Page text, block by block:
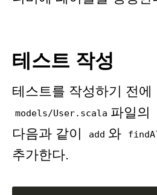
테스트 작성
테스트를 작성하기 전에
models/User.scala 파일의
다음과 같이
add 와
추가한다.